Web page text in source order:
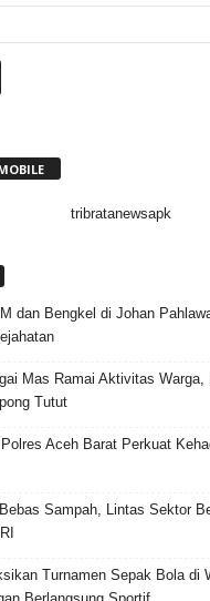
dan Bengkel di Johan
Mas Ramai Aktivitas
Tutut
Aceh Barat Perkuat
Sampah, Lintas Sektor
Turnamen Sepak Bola di